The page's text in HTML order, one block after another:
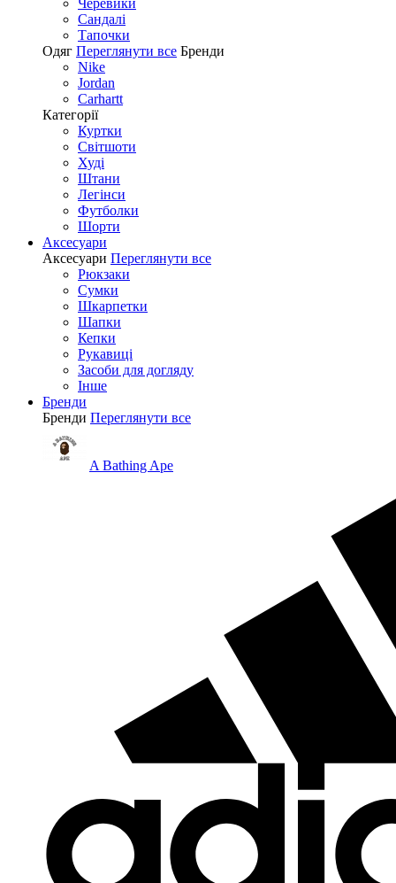
Черевики
Сандалі
Tапочки
Одяг Переглянути все Бренди
Nike
Jordan
Carhartt
Категорії
Куртки
Світшоти
Худі
Штани
Легінси
Футболки
Шорти
Аксесуари
Аксесуари Переглянути все
Рюкзаки
Сумки
Шкарпетки
Шапки
Кепки
Рукавиці
Засоби для догляду
Інше
Бренди
Бренди Переглянути все
A Bathing Ape